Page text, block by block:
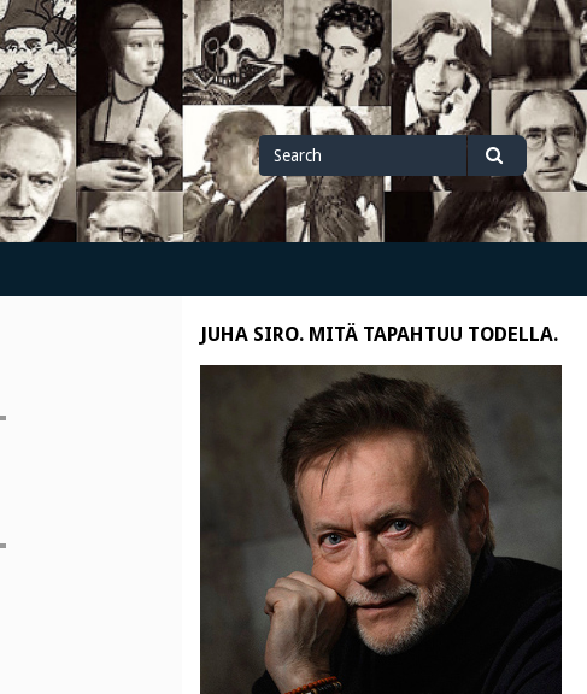
Search
for
Search
JUHA SIRO. MITÄ TAPAHTUU TODELLA.